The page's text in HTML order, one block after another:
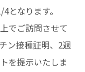
なります。
でご訪問させて
ン接種証明、2週
を提示いたしま